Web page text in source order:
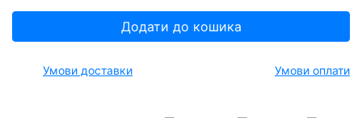
Додати до кошика
Умови доставки Умови оплати